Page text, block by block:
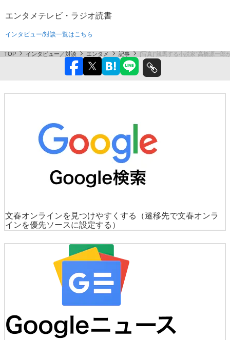
エンタメ テレビ・ラジオ読書
インタビュー/対談一覧はこちら
TOP インタビュー／対談 エンタメ 記事 [写真]“競馬する小説家”高橋源一
文春オンラインを見つけやすくする
（遷移先で文春オンラ
インを優先ソースに設定する）